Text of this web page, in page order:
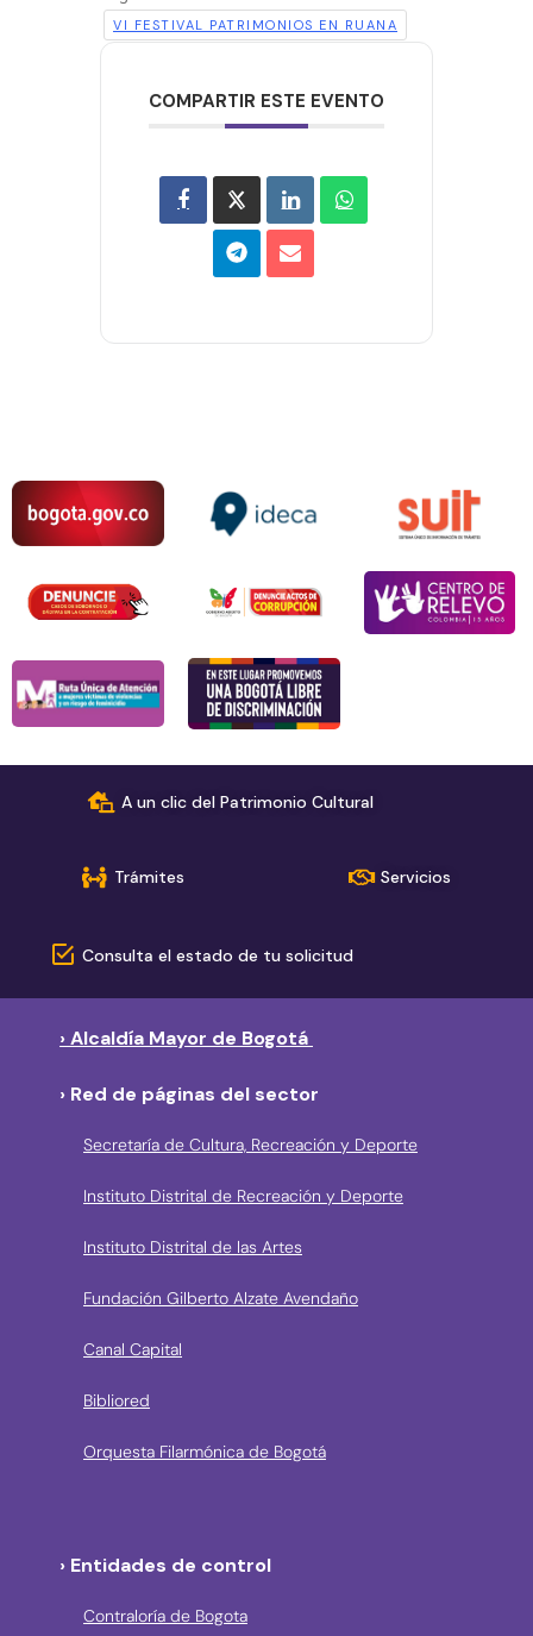
VI FESTIVAL PATRIMONIOS EN RUANA
COMPARTIR ESTE EVENTO
A un clic del Patrimonio Cultural
Trámites Servicios
Consulta el estado de tu solicitud
› Alcaldía Mayor de Bogotá
› Red de páginas del sector
Secretaría de Cultura, Recreación y Deporte
Instituto Distrital de Recreación y Deporte
Instituto Distrital de las Artes
Fundación Gilberto Alzate Avendaño
Canal Capital
Bibliored
Orquesta Filarmónica de Bogotá
› Entidades de control
Contraloría de Bogota